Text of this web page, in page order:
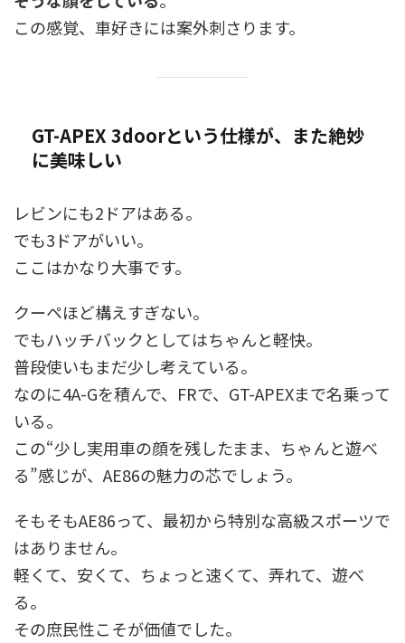
この感覚、車好きには案外刺さります。
GT-APEX 3doorという仕様が、また絶妙
に美味しい
レビンにも2ドアはある。
でも3ドアがいい。
ここはかなり大事です。
クーペほど構えすぎない。
でもハッチバックとしてはちゃんと軽快。
普段使いもまだ少し考えている。
なのに4A-Gを積んで、FRで、GT-APEXまで名乗って
いる。
この“少し実用車の顔を残したまま、ちゃんと遊べ
る”感じが、AE86の魅力の芯でしょう。
そもそもAE86って、最初から特別な高級スポーツで
はありません。
軽くて、安くて、ちょっと速くて、弄れて、遊べ
る。
その庶民性こそが価値でした。